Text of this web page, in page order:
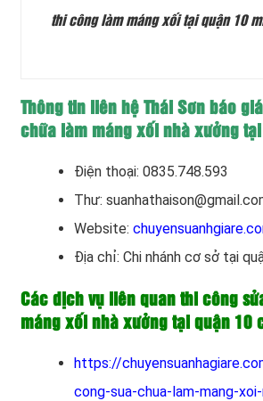
thi công làm máng xối tại quận 10
Thông tin liên hệ Thái Sơn báo
chữa làm máng xối nhà xưởng
Điện thoại: 0835.748.593
Thư:
Website:
Địa chỉ: Chi nhánh cơ sở tại
Các dịch vụ liên quan thi công
máng xối nhà xưởng tại quận 10
https://
cong-sua-chua-lam-mang-